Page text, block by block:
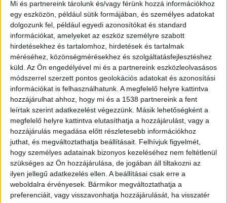
Mi és partnereink tárolunk és/vagy férünk hozzá információkhoz
egy eszközön, például sütik formájában, és személyes adatokat
dolgozunk fel, például egyedi azonosítókat és standard
információkat, amelyeket az eszköz személyre szabott
hirdetésekhez és tartalomhoz, hirdetések és tartalmak
méréséhez, közönségmérésekhez és szolgáltatásfejlesztéshez
küld. Az Ön engedélyével mi és a partnereink eszközleolvasásos
módszerrel szerzett pontos geolokációs adatokat és azonosítási
információkat is felhasználhatunk. A megfelelő helyre kattintva
hozzájárulhat ahhoz, hogy mi és a 1538 partnereink a fent
leírtak szerint adatkezelést végezzünk. Másik lehetőségként a
megfelelő helyre kattintva elutasíthatja a hozzájárulást, vagy a
hozzájárulás megadása előtt részletesebb információkhoz
juthat, és megváltoztathatja beállításait. Felhívjuk figyelmét,
hogy személyes adatainak bizonyos kezeléséhez nem feltétlenül
szükséges az Ön hozzájárulása, de jogában áll tiltakozni az
ilyen jellegű adatkezelés ellen. A beállításai csak erre a
weboldalra érvényesek. Bármikor megváltoztathatja a
preferenciáit, vagy visszavonhatja hozzájárulását, ha visszatér
negyedév, illetve a 2022 negyedik negyedévre,
októberre, novemberre, decemberre számolt
energiaköltség növekedésének 50 százaléka, maximum
500 ezer eurónak megfelelő forint összeg.
Az államtitkár kiemelte, a pályázói felület legkésőbb
október 20-án nyílik meg a Nemzetközi Fejlesztési és
Forráskoordinációs Ügynökség Zrt. honlapján. A vissza
nem térítendő támogatás igénylésének első lépése a
regisztráció, ezt követően a vállalkozásoknak az adott
hónapra vonatkozó, számlával igazolható költség- és
fogyasztási adatokat kell megadniuk a felületen. Az
államtitkár hangsúlyozta: a magyar kormány azon
dolgozik, hogy megóvja a hazai munkahelyeket, ezzel is
védve a magyar családokat. Egyúttal jelezte, a kormány a
háborús helyzetben, az energiaválságban is megvédi a